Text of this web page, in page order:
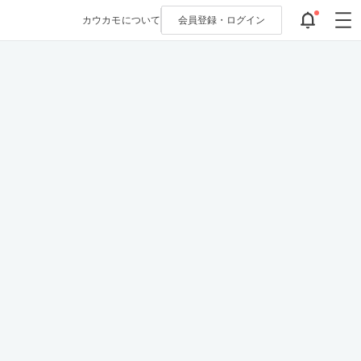
カウカモについて 会員登録・ ログイン